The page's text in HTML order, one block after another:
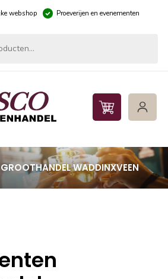
webshop Proeverijen en evenementen
GROOTHANDEL WADDINXVEEN